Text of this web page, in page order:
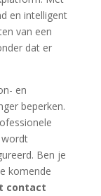
en intelligent
van een
dat er
en
beperken.
Ben je
komende
contact